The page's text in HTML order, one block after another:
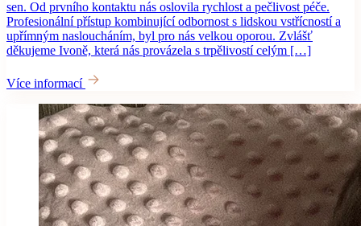
sen. Od prvního kontaktu nás oslovila rychlost a pečlivost péče.
Profesionální přístup kombinující odbornost s lidskou vstřícností a
upřímným nasloucháním, byl pro nás velkou oporou. Zvlášť
děkujeme Ivoně, která nás provázela s trpělivostí celým […]
Více informací